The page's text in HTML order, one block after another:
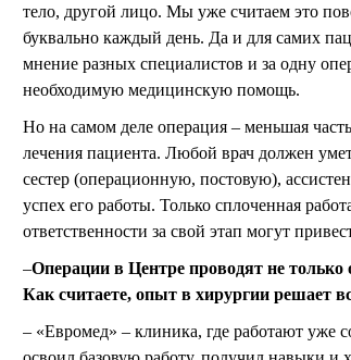
тело, другой лицо. Мы уже считаем это
буквально каждый день. Да и для самих
мнение разных специалистов и за одну
необходимую медицинскую помощь.
Но на самом деле операция – меньшая
лечения пациента. Любой врач должен
сестер (операционную, постовую),
успех его работы. Только сплоченная
ответственности за свой этап могут
–Операции в Центре проводят не
Как считаете, опыт в хирургии решает
– «Евромед» – клиника, где работают уже